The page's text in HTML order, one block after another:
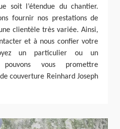
soit l’étendue du chantier.
fournir nos prestations de
clientèle très variée. Ainsi,
et à nous confier votre
un particulier ou un
pouvons vous promettre
couverture Reinhard Joseph